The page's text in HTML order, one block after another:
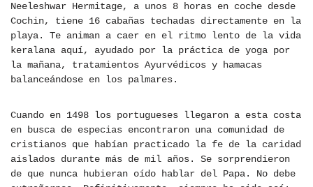
Neeleshwar Hermitage, a unos 8 horas en coche desde
Cochin, tiene 16 cabañas techadas directamente en la
playa. Te animan a caer en el ritmo lento de la vida
keralana aquí, ayudado por la práctica de yoga por
la mañana, tratamientos Ayurvédicos y hamacas
balanceándose en los palmares.
Cuando en 1498 los portugueses llegaron a esta costa
en busca de especias encontraron una comunidad de
cristianos que habían practicado la fe de la caridad
aislados durante más de mil años. Se sorprendieron
de que nunca hubieran oído hablar del Papa. No debe